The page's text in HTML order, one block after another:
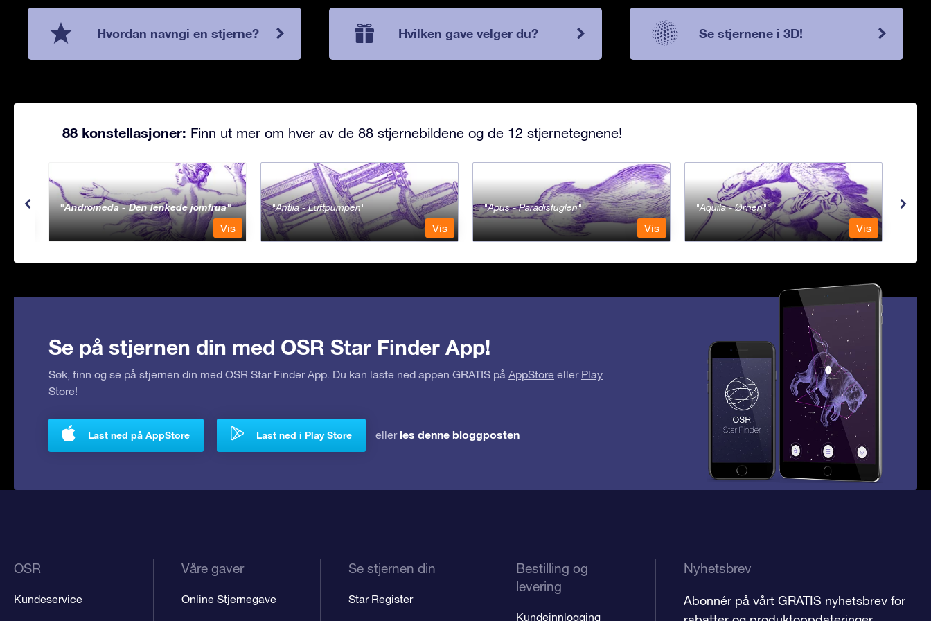
Hvordan navngi en stjerne? Hvilken gave velger du? Se stjernene i 3D!
88 konstellasjoner: Finn ut mer om hver av de 88 stjernebildene og de 12 stjernetegnene!
Andromeda - Den lenkede jomfrua
Vis
Antlia - Luftpumpen
Vis
Apus - Paradisfuglen
Vis
Aquila - Ørnen
Vis
Se på stjernen din med OSR Star Finder App!
Søk, finn og se på stjernen din med OSR Star Finder App. Du kan laste ned appen GRATIS på AppStore eller Play
Store!
Last ned på AppStore Last ned i Play Store eller les denne bloggposten
OSR
Kundeservice
Våre gaver
Online Stjernegave
Se stjernen din
Star Register
Bestilling og
levering
Kundeinnlogging
Nyhetsbrev
Abonnér på vårt GRATIS nyhetsbrev for